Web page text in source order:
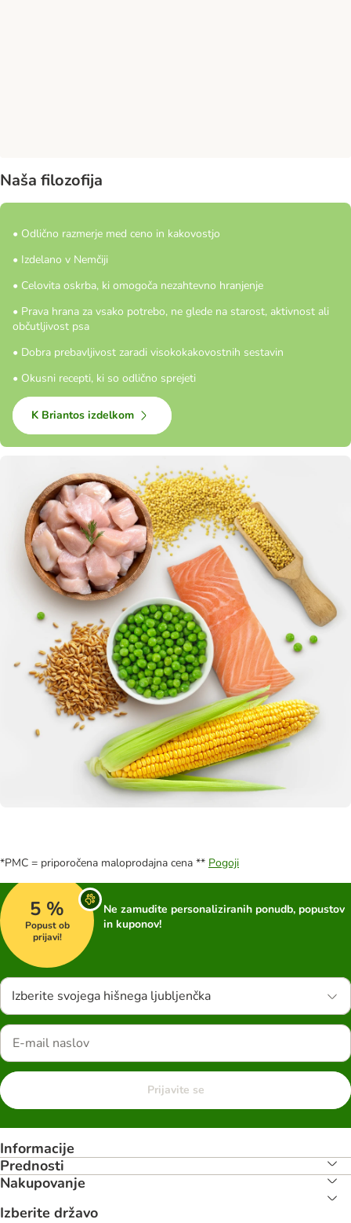
Naša filozofija
• Odlično razmerje med ceno in kakovostjo
• Izdelano v Nemčiji
• Celovita oskrba, ki omogoča nezahtevno hranjenje
• Prava hrana za vsako potrebo, ne glede na starost, aktivnost ali
občutljivost psa
• Dobra prebavljivost zaradi visokokakovostnih sestavin
• Okusni recepti, ki so odlično sprejeti
K Briantos izdelkom
*PMC = priporočena maloprodajna cena ** Pogoji
5 %
Popust ob
prijavi!
Ne zamudite personaliziranih ponudb, popustov
in kuponov!
Izberite svojega hišnega ljubljenčka
Prijavite se
Informacije
Prednosti
Nakupovanje
Izberite državo